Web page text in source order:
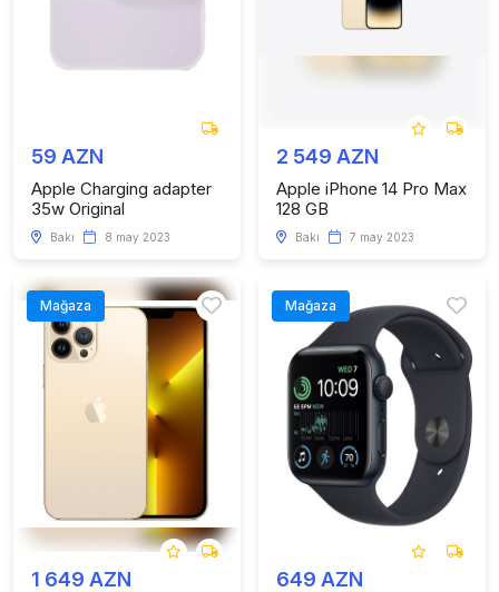
59 AZN
Apple Charging adapter
35w Original
Bakı 8 may 2023
2 549 AZN
Apple iPhone 14 Pro Max
128 GB
Bakı 7 may 2023
Mağaza
1 649 AZN
Mağaza
649 AZN